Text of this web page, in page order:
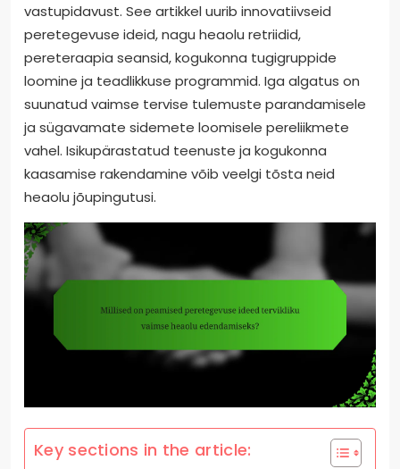
vastupidavust. See artikkel uurib innovatiivseid
peretegevuse ideid, nagu heaolu retriidid,
pereteraapia seansid, kogukonna tugigruppide
loomine ja teadlikkuse programmid. Iga algatus on
suunatud vaimse tervise tulemuste parandamisele
ja sügavamate sidemete loomisele pereliikmete
vahel. Isikupärastatud teenuste ja kogukonna
kaasamise rakendamine võib veelgi tõsta neid
heaolu jõupingutusi.
Key sections in the article: